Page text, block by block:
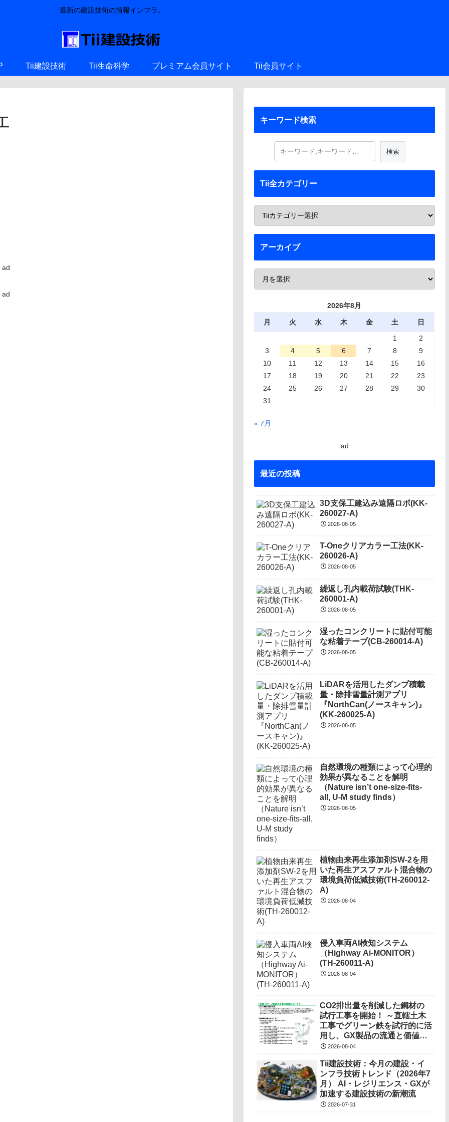
最新の建設技術の情報インフラ。
Tii建設技術 Tii生命科学 プレミアム会員サイト Tii会員サイト
ad
ad
キーワード検索
Tii全カテゴリー
アーカイブ
2026年8月
月 火 水 木 金 土
日
1
2
3
4 5 6 7 8
9
10
11 12 13 14 15
16
17
18 19 20 21 22
23
24
25 26 27 28 29
30
31
« 7月
ad
最近の投稿
3D支保工建込み遠隔ロボ(KK-
260027-A)
2026-08-05
T-Oneクリアカラー工法(KK-
260026-A)
2026-08-05
繰返し孔内載荷試験(THK-
260001-A)
2026-08-05
湿ったコンクリートに貼付可能
な粘着テープ(CB-260014-A)
2026-08-05
LiDARを活用したダンプ積載
量・除排雪量計測アプリ
『NorthCan(ノースキャン)』
(KK-260025-A)
2026-08-05
自然環境の種類によって心理的
効果が異なることを解明
（Nature isn’t one-size-fits-
all, U-M study finds）
2026-08-05
植物由来再生添加剤SW-2を用
いた再生アスファルト混合物の
環境負荷低減技術(TH-260012-
A)
2026-08-04
侵入車両AI検知システム
（Highway Ai-MONITOR）
(TH-260011-A)
2026-08-04
CO2排出量を削減した鋼材の
試行工事を開始！ ～直轄土木
工事でグリーン鉄を試行的に活
用し、GX製品の流通と価値の
調査を実施～
2026-08-04
Tii建設技術：今月の建設・イ
ンフラ技術トレンド（2026年7
月） AI・レジリエンス・GXが
加速する建設技術の新潮流
2026-07-31